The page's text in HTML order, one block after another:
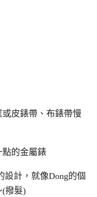
皮錶帶、布錶帶慢
點的金屬錶
設計，就像Dong的個
(撥髮)